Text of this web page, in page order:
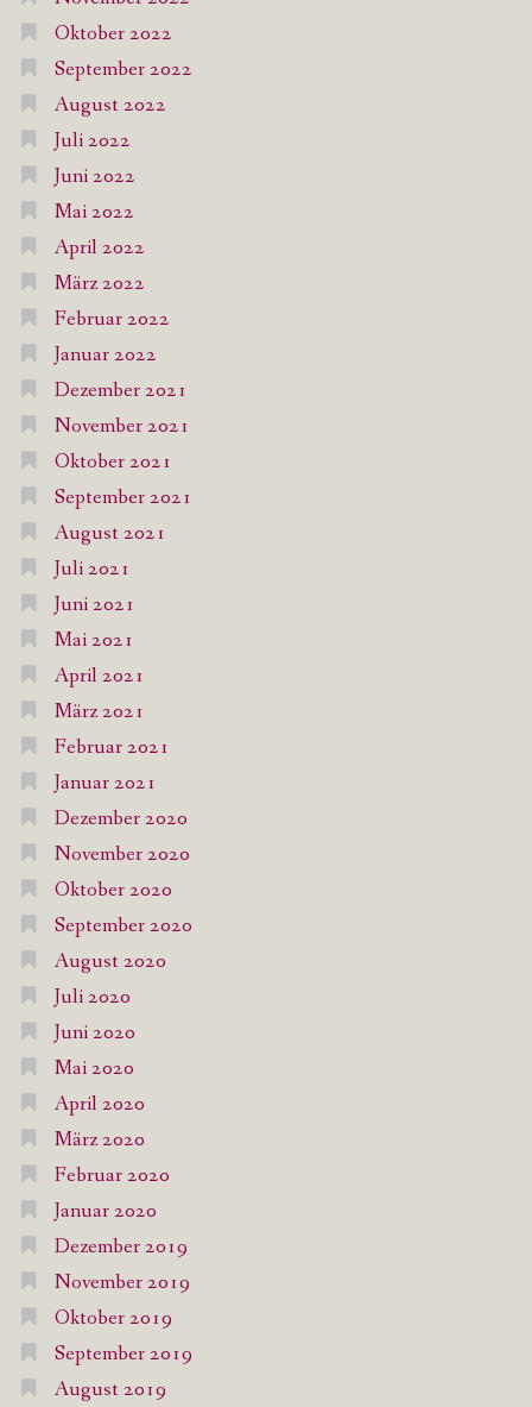
Oktober 2022
September 2022
August 2022
Juli 2022
Juni 2022
Mai 2022
April 2022
März 2022
Februar 2022
Januar 2022
Dezember 2021
November 2021
Oktober 2021
September 2021
August 2021
Juli 2021
Juni 2021
Mai 2021
April 2021
März 2021
Februar 2021
Januar 2021
Dezember 2020
November 2020
Oktober 2020
September 2020
August 2020
Juli 2020
Juni 2020
Mai 2020
April 2020
März 2020
Februar 2020
Januar 2020
Dezember 2019
November 2019
Oktober 2019
September 2019
August 2019